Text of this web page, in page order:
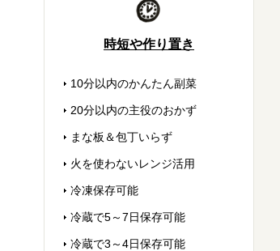
時短や作り置き
10分以内のかんたん副菜
20分以内の主役のおかず
まな板＆包丁いらず
火を使わないレンジ活用
冷凍保存可能
冷蔵で5～7日保存可能
冷蔵で3～4日保存可能